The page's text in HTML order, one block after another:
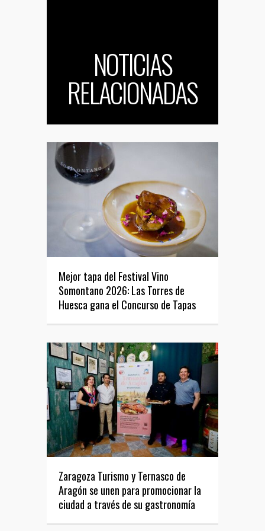
NOTICIAS
RELACIONADAS
Mejor tapa del Festival Vino
Somontano 2026: Las Torres de
Huesca gana el Concurso de Tapas
Zaragoza Turismo y Ternasco de
Aragón se unen para promocionar la
ciudad a través de su gastronomía